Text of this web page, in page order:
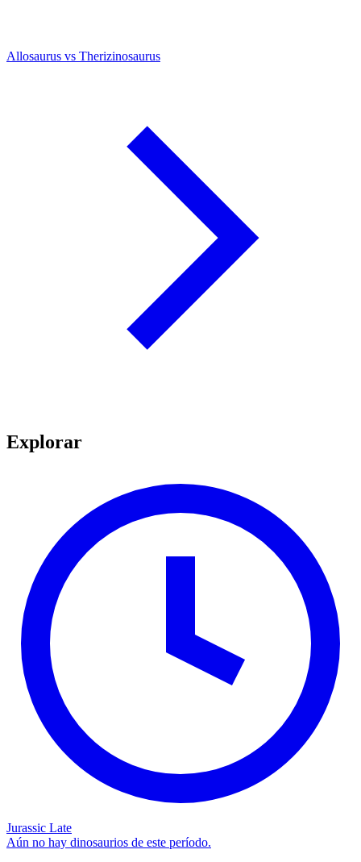
Allosaurus vs Therizinosaurus
Explorar
Jurassic Late
Aún no hay dinosaurios de este período.